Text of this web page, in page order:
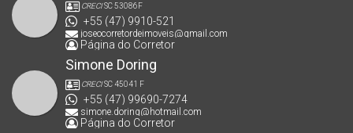
CRECISC 53086F
+55 (47) 9910-521
joseocorretordeimoveis@gmail.com
Página do Corretor
Simone Doring
CRECISC 45041 F
+55 (47) 99690-7274
simone.doring@hotmail.com
Página do Corretor